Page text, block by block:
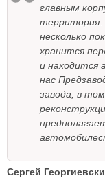
главным
территория.
несколько
хранится
и находится
нас
завода, в
Сергей